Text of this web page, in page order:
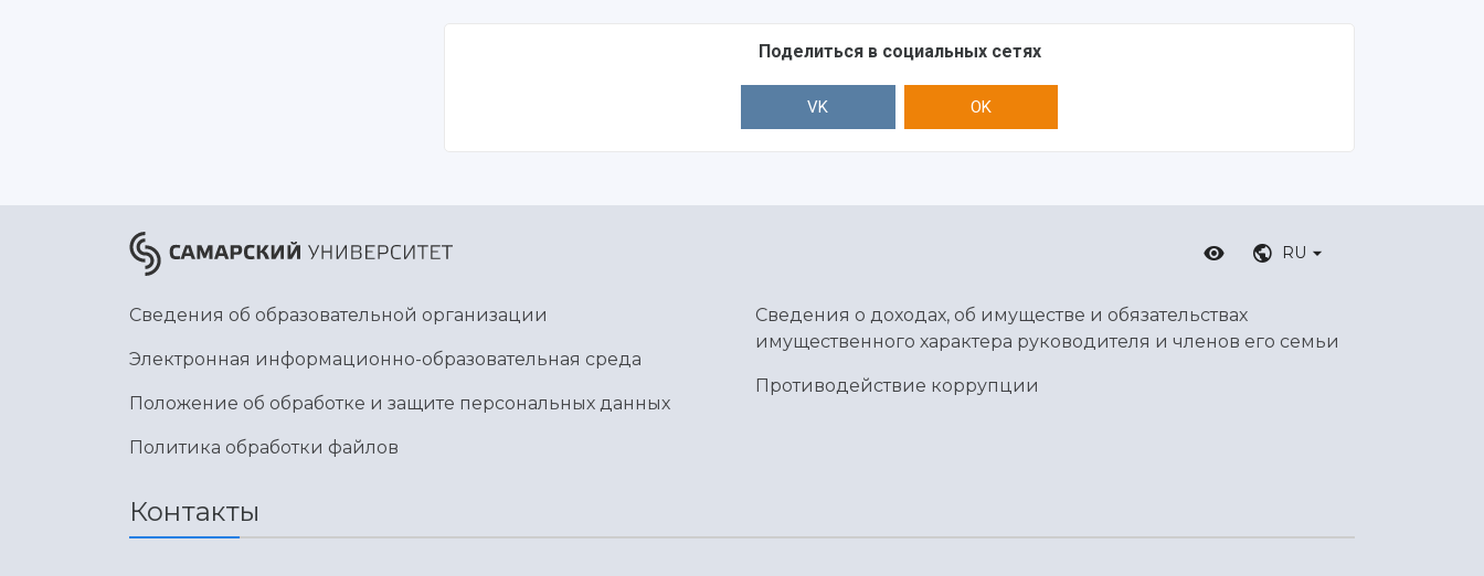
Поделиться в социальных сетях
VK OK
RU
Сведения об образовательной организации
Электронная информационно-образовательная среда
Положение об обработке и защите персональных данных
Политика обработки файлов
Сведения о доходах, об имуществе и обязательствах
имущественного характера руководителя и членов его семьи
Противодействие коррупции
Контакты